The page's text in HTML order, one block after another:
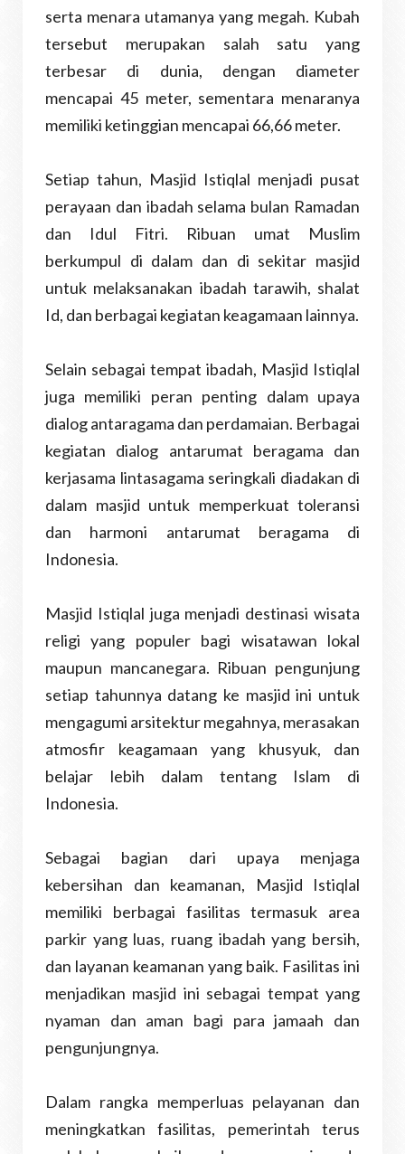
serta menara utamanya yang megah. Kubah
tersebut merupakan salah satu yang
terbesar di dunia, dengan diameter
mencapai 45 meter, sementara menaranya
memiliki ketinggian mencapai 66,66 meter.
Setiap tahun, Masjid Istiqlal menjadi pusat
perayaan dan ibadah selama bulan Ramadan
dan Idul Fitri. Ribuan umat Muslim
berkumpul di dalam dan di sekitar masjid
untuk melaksanakan ibadah tarawih, shalat
Id, dan berbagai kegiatan keagamaan lainnya.
Selain sebagai tempat ibadah, Masjid Istiqlal
juga memiliki peran penting dalam upaya
dialog antaragama dan perdamaian. Berbagai
kegiatan dialog antarumat beragama dan
kerjasama lintasagama seringkali diadakan di
dalam masjid untuk memperkuat toleransi
dan harmoni antarumat beragama di
Indonesia.
Masjid Istiqlal juga menjadi destinasi wisata
religi yang populer bagi wisatawan lokal
maupun mancanegara. Ribuan pengunjung
setiap tahunnya datang ke masjid ini untuk
mengagumi arsitektur megahnya, merasakan
atmosfir keagamaan yang khusyuk, dan
belajar lebih dalam tentang Islam di
Indonesia.
Sebagai bagian dari upaya menjaga
kebersihan dan keamanan, Masjid Istiqlal
memiliki berbagai fasilitas termasuk area
parkir yang luas, ruang ibadah yang bersih,
dan layanan keamanan yang baik. Fasilitas ini
menjadikan masjid ini sebagai tempat yang
nyaman dan aman bagi para jamaah dan
pengunjungnya.
Dalam rangka memperluas pelayanan dan
meningkatkan fasilitas, pemerintah terus